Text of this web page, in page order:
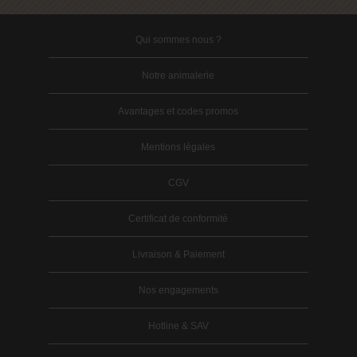
Qui sommes nous ?
Notre animalerie
Avantages et codes promos
Mentions légales
CGV
Certificat de conformité
Livraison & Paiement
Nos engagements
Hotline & SAV